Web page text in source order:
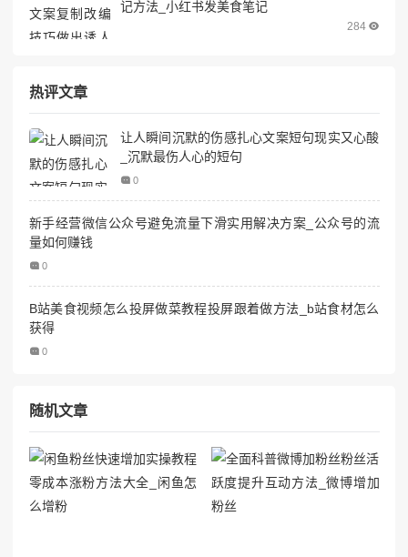
记方法_小红书发美食笔记
284
热评文章
让人瞬间沉默的伤感扎心文案短句现实又心酸
_沉默最伤人心的短句
0
新手经营微信公众号避免流量下滑实用解决方案_公众号的流
量如何赚钱
0
B站美食视频怎么投屏做菜教程投屏跟着做方法_b站食材怎么
获得
0
随机文章